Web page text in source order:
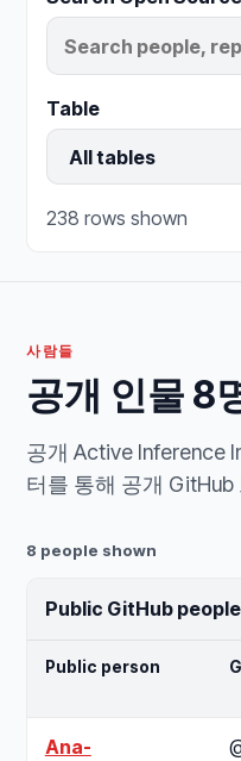
Table
238 rows shown
사람들
공개 인물 8
공개 Active Inference
터를 통해 공개
8 people shown
Public GitHub
Public person
Ana-